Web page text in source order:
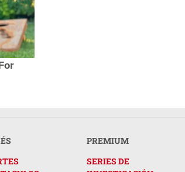
PREMIUM
SERIES DE